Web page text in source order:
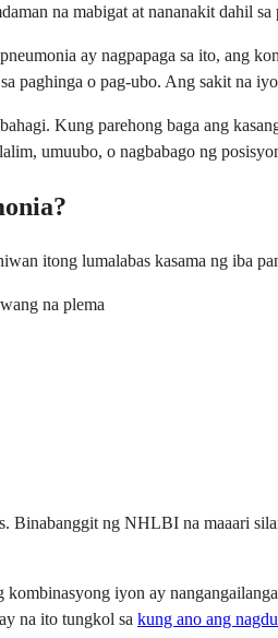
na mabigat at nananakit dahil
ay nagpapaga sa ito, ang
o pag-ubo. Ang sakit na
Kung parehong baga ang
umuubo, o nagbabago ng
itong lumalabas kasama ng iba
na plema
ng NHLBI na maaari
iyon ay
na ito tungkol sa kung ano ang